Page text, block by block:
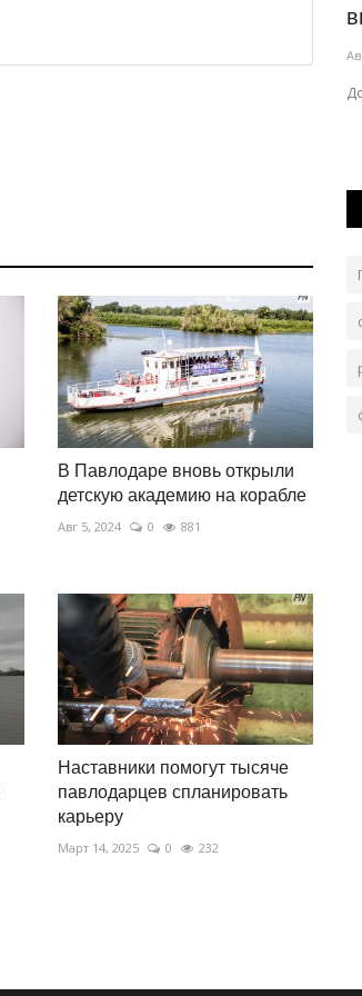
В Павлодаре вновь открыли
детскую академию на корабле
Авг 5, 2024 0 881
Наставники помогут тысяче
павлодарцев спланировать
карьеру
Март 14, 2025 0 232